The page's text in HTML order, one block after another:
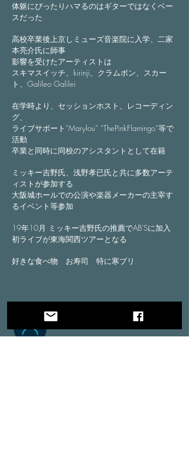
体躯にぴったりハマるのはギターではなくベー
スだった
高校卒業後上京しミューズ音楽院に入学、二家
本亮介氏に師事
影響を受けたアーティストは
スキマスイッチ、kirinji、クラムボン、スカー
ト、Galileo Galilei
在学時より、セッションホスト、レコーディン
グ、
ライブサポート”Marylou” “ThePinkFlamingo”等で
活動
卒業と同時に同校のアシスタントとして在籍
ミッキー吉野氏、浅野孝已氏と共に多数アーテ
ィストが参加する
大阪城ホールでの公演や楽器メーカーの主宰す
るイベント等参加
19年10月 ミッキー吉野氏の推薦でAB’Sに加入
初ライブが東海関西ツアーとなる
好きな食べ物 お寿司 特に寒ブリ